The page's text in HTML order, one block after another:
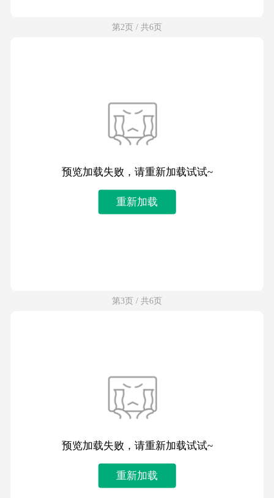
第2页 / 共6页
预览加载失败，请重新加载试试~
重新加载
第3页 / 共6页
预览加载失败，请重新加载试试~
重新加载